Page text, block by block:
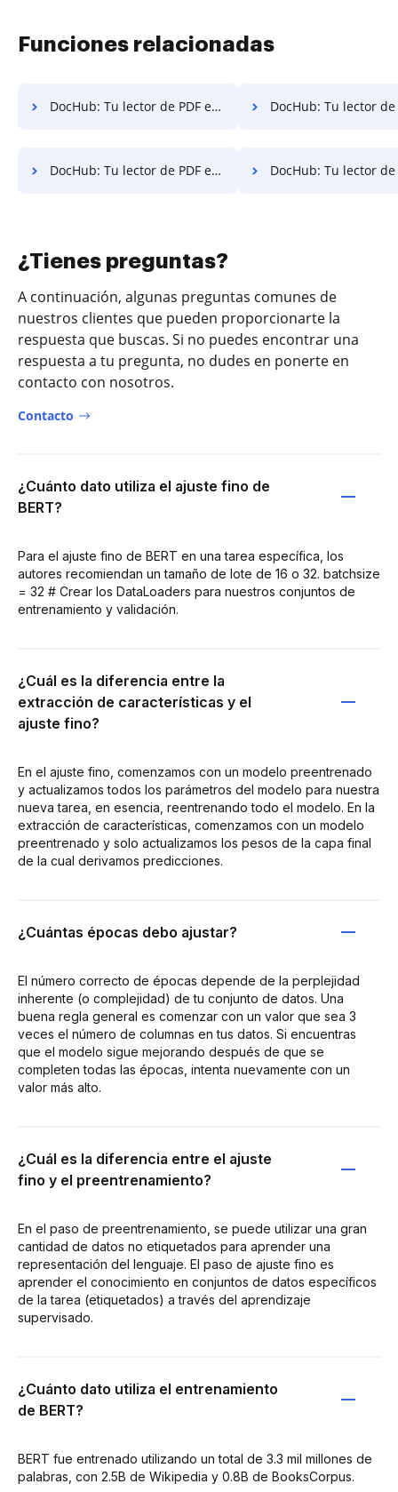
Funciones relacionadas
DocHub: Tu lector de PDF en línea en iPhone DocHub: Tu lector de PDF en
DocHub: Tu lector de PDF en línea en Vivo DocHub: Tu lector de PDF en línea en
¿Tienes preguntas?
A continuación, algunas preguntas comunes de
nuestros clientes que pueden proporcionarte la
respuesta que buscas. Si no puedes encontrar una
respuesta a tu pregunta, no dudes en ponerte en
contacto con nosotros.
Contacto
¿Cuánto dato utiliza el ajuste fino de
BERT?
Para el ajuste fino de BERT en una tarea específica, los
autores recomiendan un tamaño de lote de 16 o 32. batchsize
= 32 # Crear los DataLoaders para nuestros conjuntos de
entrenamiento y validación.
¿Cuál es la diferencia entre la
extracción de características y el
ajuste fino?
En el ajuste fino, comenzamos con un modelo preentrenado
y actualizamos todos los parámetros del modelo para nuestra
nueva tarea, en esencia, reentrenando todo el modelo. En la
extracción de características, comenzamos con un modelo
preentrenado y solo actualizamos los pesos de la capa final
de la cual derivamos predicciones.
¿Cuántas épocas debo ajustar?
El número correcto de épocas depende de la perplejidad
inherente (o complejidad) de tu conjunto de datos. Una
buena regla general es comenzar con un valor que sea 3
veces el número de columnas en tus datos. Si encuentras
que el modelo sigue mejorando después de que se
completen todas las épocas, intenta nuevamente con un
valor más alto.
¿Cuál es la diferencia entre el ajuste
fino y el preentrenamiento?
En el paso de preentrenamiento, se puede utilizar una gran
cantidad de datos no etiquetados para aprender una
representación del lenguaje. El paso de ajuste fino es
aprender el conocimiento en conjuntos de datos específicos
de la tarea (etiquetados) a través del aprendizaje
supervisado.
¿Cuánto dato utiliza el entrenamiento
de BERT?
BERT fue entrenado utilizando un total de 3.3 mil millones de
palabras, con 2.5B de Wikipedia y 0.8B de BooksCorpus.